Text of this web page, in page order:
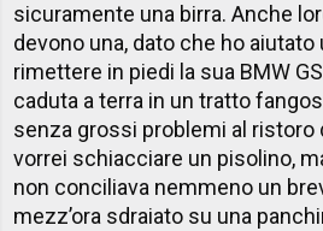
sicuramente una birra. Anche
devono una, dato che ho aiutato
rimettere in piedi la sua BMW
caduta a terra in un tratto
senza grossi problemi al ristoro
vorrei schiacciare un pisolino,
non conciliava nemmeno un
mezz’ora sdraiato su una